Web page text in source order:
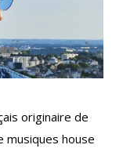
originaire de
musiques house